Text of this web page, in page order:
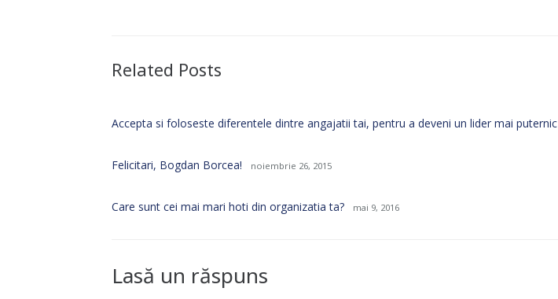
Related Posts
Accepta si foloseste diferentele dintre angajatii tai, pentru a deveni un lider mai puternic
Felicitari, Bogdan Borcea! noiembrie 26, 2015
Care sunt cei mai mari hoti din organizatia ta? mai 9, 2016
Lasă un răspuns